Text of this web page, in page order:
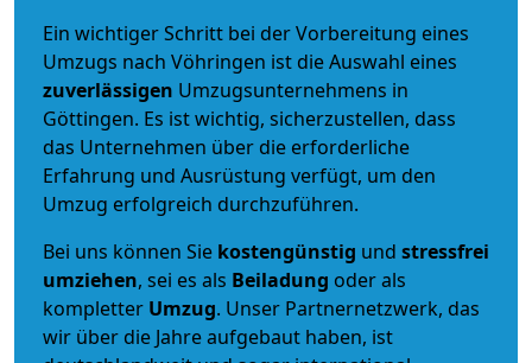
Ein wichtiger Schritt bei der Vorbereitung eines
Umzugs nach Vöhringen ist die Auswahl eines
zuverlässigen Umzugsunternehmens in
Göttingen. Es ist wichtig, sicherzustellen, dass
das Unternehmen über die erforderliche
Erfahrung und Ausrüstung verfügt, um den
Umzug erfolgreich durchzuführen.
Bei uns können Sie kostengünstig und stressfrei
umziehen, sei es als Beiladung oder als
kompletter Umzug. Unser Partnernetzwerk, das
wir über die Jahre aufgebaut haben, ist